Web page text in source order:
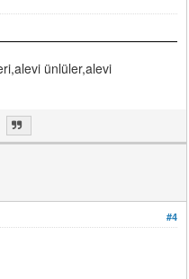
ünlüler,alevi
#4